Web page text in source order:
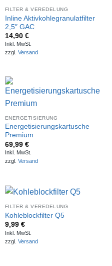
FILTER & VEREDELUNG
Inline Aktivkohlegranulatfilter
2,5″ GAC
14,90 €
Inkl. MwSt.
zzgl. Versand
ENERGETISIERUNG
Energetisierungskartusche
Premium
69,99 €
Inkl. MwSt.
zzgl. Versand
FILTER & VEREDELUNG
Kohleblockfilter Q5
9,99 €
Inkl. MwSt.
zzgl. Versand